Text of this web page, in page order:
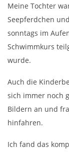
Meine Tochter
Seepferdchen
sonntags im
Schwimmkurs
wurde.
Auch die
sich immer noch
Bildern an und
hinfahren.
Ich fand das